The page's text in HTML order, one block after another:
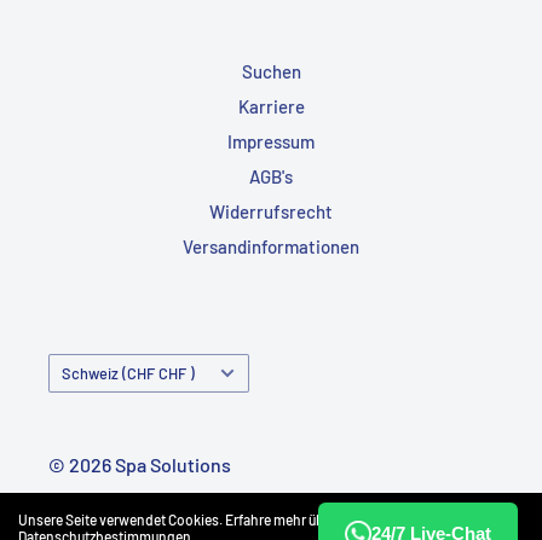
Unsere Seite verwendet Cookies. Erfahre mehr über unsere
Datenschutzbestimmungen
Suchen
Karriere
Impressum
AGB's
Widerrufsrecht
Versandinformationen
Land/Region Schweiz (CHF CHF )
© 2026 Spa Solutions
Powered by Shopify
24/7 Live-Chat